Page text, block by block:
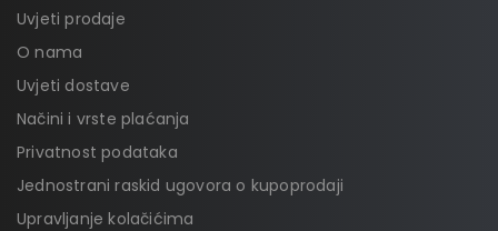
Uvjeti prodaje
O nama
Uvjeti dostave
Načini i vrste plaćanja
Privatnost podataka
Jednostrani raskid ugovora o kupoprodaji
Upravljanje kolačićima